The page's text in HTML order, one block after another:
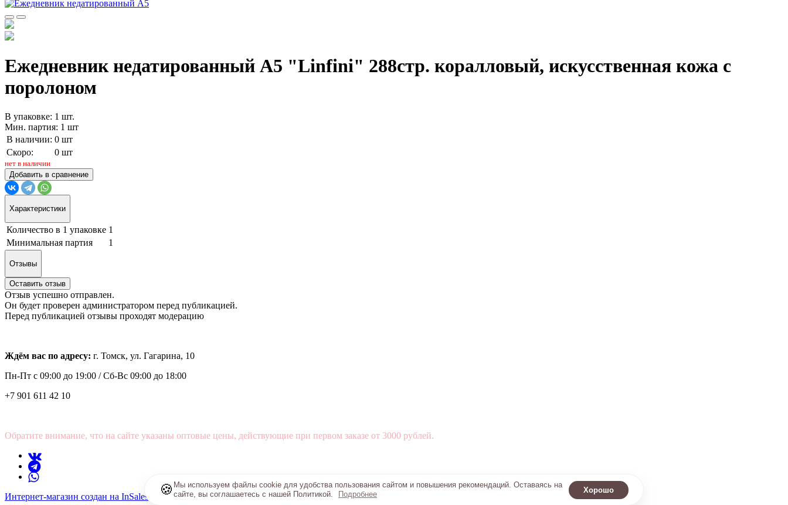
Ежедневник недатированный А5 "Linfini" 288стр. коралловый, искусственная кожа с
поролоном
В упаковке: 1 шт.
Мин. партия: 1 шт
В наличии: 0 шт
Скоро:
0 шт
нет в наличии
Добавить в сравнение
Характеристики
Количество в 1 упаковке 1
Минимальная партия
1
Отзывы
Оставить отзыв
Отзыв успешно отправлен.
Он будет проверен администратором перед публикацией.
Перед публикацией отзывы проходят модерацию
Ждём вас по адресу: г. Томск, ул. Гагарина, 10
Пн-Пт с 09:00 до 19:00 /Сб-Вс 09:00 до 18:00
+7 901 611 42 10
Обратите внимание, что на сайте указаны оптовые цены, действующие при первом заказе от 3000 рублей.
Интернет-магазин создан на InSales 🍪 Мы используем файлы cookie для удобства пользования сайтом и повышения рекомендаций. Оставаясь на
сайте, вы соглашаетесь с нашей Политикой.
Подробнее Хорошо